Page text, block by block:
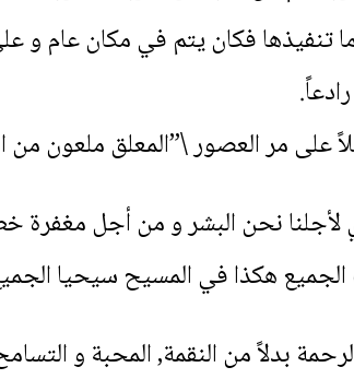
تنفيذها فكان يتم في مكان عام و
مر العصور \”المعلق ملعون من
نحن البشر و من أجل مغفرة
هكذا في المسيح سيحيا الجميع\” 1
بدلاً من النقمة, المحبة و